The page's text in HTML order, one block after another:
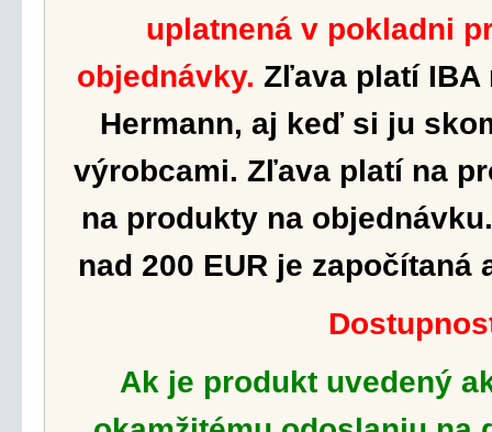
uplatnená v pokladni
objednávky. Zľava platí IBA
Hermann, aj keď si ju
výrobcami. Zľava platí na
na produkty na
nad 200 EUR je započítaná
Ak je produkt uvedený